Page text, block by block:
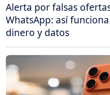
Alerta por falsas
WhatsApp: así
dinero y datos